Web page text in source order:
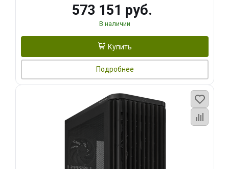
573 151 руб.
В наличии
Купить
Подробнее